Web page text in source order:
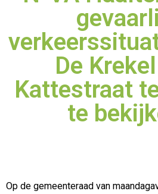
De
Kattestraat
te
Op de gemeenteraad van